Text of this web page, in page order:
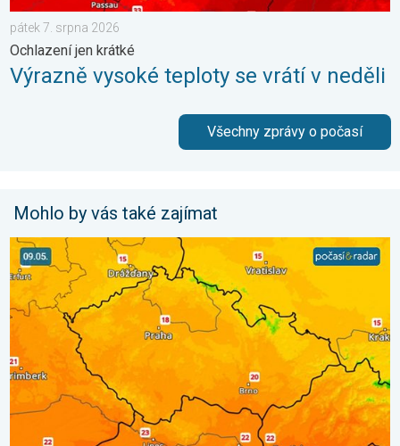
pátek 7. srpna 2026
Ochlazení jen krátké
Výrazně vysoké teploty se vrátí v neděli
Všechny zprávy o počasí
Mohlo by vás také zajímat
Víkend bude slunečný, pak dorazí fronta. Výhled počasí. . .